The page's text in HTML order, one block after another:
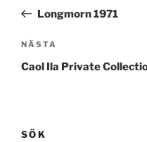
inläggLongmorn 1971
Nästa
inlägg
NÄSTA
Caol Ila Private
SÖK